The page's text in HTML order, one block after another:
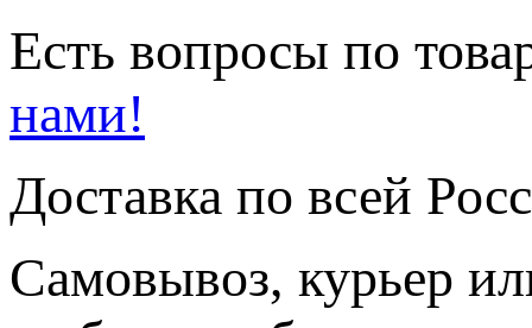
Есть вопросы по
нами!
Доставка по всей
Самовывоз, курьер